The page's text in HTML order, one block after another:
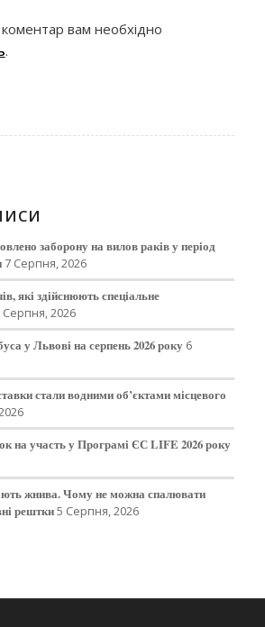
вам необхідно
.
заборону на вилов раків у період
7 Серпня, 2026
які здійснюють спеціальне
Серпня, 2026
у Львові на серпень 2026 року 6
стали водними об’єктами місцевого
на участь у Програмі ЄС LIFE 2026 року
жнива. Чому не можна спалювати
рештки5 Серпня, 2026